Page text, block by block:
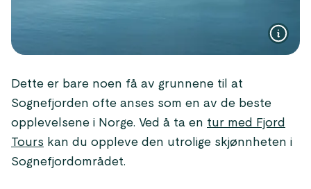
Dette er bare noen få av grunnene til at
Sognefjorden ofte anses som en av de beste
opplevelsene i Norge. Ved å ta en tur med Fjord
Tours kan du oppleve den utrolige skjønnheten i
Sognefjordområdet.